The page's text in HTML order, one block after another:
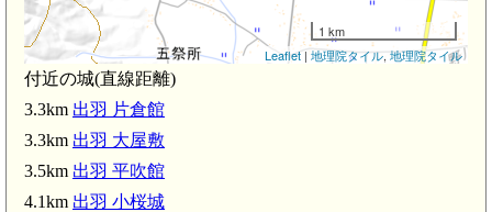
1 km
Leaflet | 地理院タイル, 地理院タイル
付近の城(直線距離)
3.3km 出羽 片倉館
3.3km 出羽 大屋敷
3.5km 出羽 平吹館
4.1km 出羽 小桜城